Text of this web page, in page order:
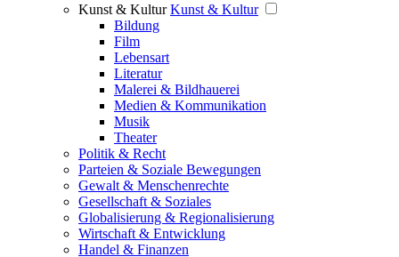
Kunst & Kultur Kunst & Kultur
Bildung
Film
Lebensart
Literatur
Malerei & Bildhauerei
Medien & Kommunikation
Musik
Theater
Politik & Recht
Parteien & Soziale Bewegungen
Gewalt & Menschenrechte
Gesellschaft & Soziales
Globalisierung & Regionalisierung
Wirtschaft & Entwicklung
Handel & Finanzen